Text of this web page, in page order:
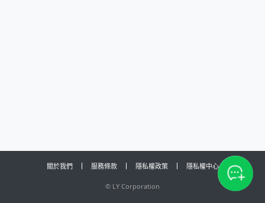
關於我們 服務條款 隱私權政策 隱私權中心
© LY Corporation